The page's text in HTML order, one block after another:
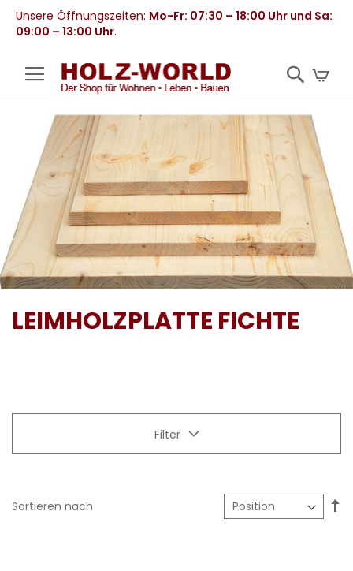
Unsere Öffnungszeiten: Mo-Fr: 07:30 – 18:00 Uhr und Sa:
09:00 – 13:00 Uhr.
LEIMHOLZPLATTE FICHTE
Filter
Sortieren nach